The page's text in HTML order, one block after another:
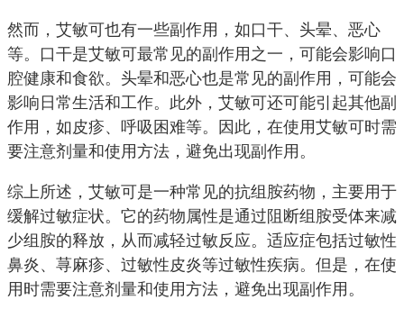
然而，艾敏可也有一些副作用，如口干、头晕、恶心
等。口干是艾敏可最常见的副作用之一，可能会影响口
腔健康和食欲。头晕和恶心也是常见的副作用，可能会
影响日常生活和工作。此外，艾敏可还可能引起其他副
作用，如皮疹、呼吸困难等。因此，在使用艾敏可时需
要注意剂量和使用方法，避免出现副作用。
综上所述，艾敏可是一种常见的抗组胺药物，主要用于
缓解过敏症状。它的药物属性是通过阻断组胺受体来减
少组胺的释放，从而减轻过敏反应。适应症包括过敏性
鼻炎、荨麻疹、过敏性皮炎等过敏性疾病。但是，在使
用时需要注意剂量和使用方法，避免出现副作用。